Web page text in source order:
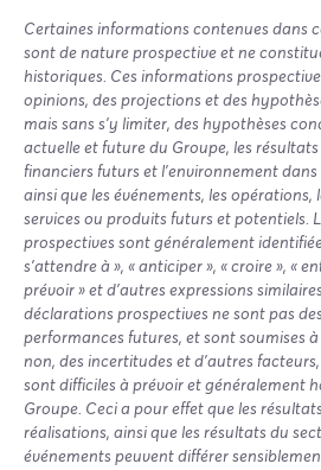
Certaines informations contenues dans
sont de nature prospective et ne
historiques. Ces informations
opinions, des projections et des
mais sans s’y limiter, des hypothèses
actuelle et future du Groupe, les
financiers futurs et l'environnement dans
ainsi que les événements, les opérations,
services ou produits futurs et potentiels.
prospectives sont généralement
s’attendre à », « anticiper », « croire », «
prévoir » et d’autres expressions
déclarations prospectives ne sont pas
performances futures, et sont soumises
non, des incertitudes et d’autres
sont difficiles à prévoir et généralement
Groupe. Ceci a pour effet que les
réalisations, ainsi que les résultats du
événements peuvent différer